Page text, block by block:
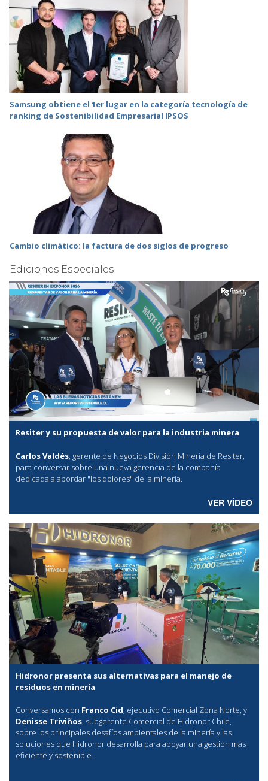
Samsung obtiene el 1er lugar en la categoría tecnología de
ranking de Sostenibilidad Empresarial IPSOS
Cambio climático: la factura de dos siglos de progreso
Ediciones Especiales
Resiter y su propuesta de valor para la industria minera
Carlos Valdés, gerente de Negocios División Minería de Resiter,
para conversar sobre una nueva gerencia de la compañía
dedicada a abordar "los dolores" de la minería.
VER VÍDEO
Hidronor presenta sus alternativas para el manejo de
residuos en minería
Conversamos con Franco Cid, ejecutivo Comercial Zona Norte, y
Denisse Triviños, subgerente Comercial de Hidronor Chile,
sobre los principales desafíos ambientales de la minería y las
soluciones que Hidronor desarrolla para apoyar una gestión más
eficiente y sostenible.